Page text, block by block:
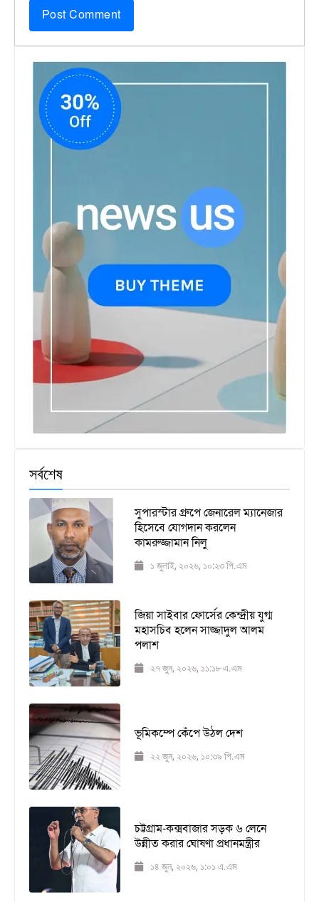
সর্বশেষ
সুপারস্টার গ্রুপে জেনারেল ম্যানেজার
হিসেবে যোগদান করলেন
কামরুজ্জামান নিলু
১ জুলাই, ২০২৬, ১০:২৩ পি.এম
জিয়া সাইবার ফোর্সের কেন্দ্রীয় যুগ্ম
মহাসচিব হলেন সাজ্জাদুল আলম
পলাশ
২৭ জুন, ২০২৬, ১১:১৮ এ.এম
ভূমিকম্পে কেঁপে উঠল দেশ
২২ জুন, ২০২৬, ১০:৩৯ পি.এম
চট্টগ্রাম-কক্সবাজার সড়ক ৬ লেনে
উন্নীত করার ঘোষণা প্রধানমন্ত্রীর
১৪ জুন, ২০২৬, ১:০১ এ.এম